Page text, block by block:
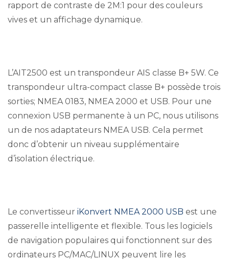
rapport de contraste de 2M:1 pour des couleurs
vives et un affichage dynamique.
L’AIT2500 est un transpondeur AIS classe B+ 5W. Ce
transpondeur ultra-compact classe B+ possède trois
sorties; NMEA 0183, NMEA 2000 et USB. Pour une
connexion USB permanente à un PC, nous utilisons
un de nos adaptateurs NMEA USB. Cela permet
donc d’obtenir un niveau supplémentaire
d’isolation électrique.
Le convertisseur iKonvert NMEA 2000 USB est une
passerelle intelligente et flexible. Tous les logiciels
de navigation populaires qui fonctionnent sur des
ordinateurs PC/MAC/LINUX peuvent lire les